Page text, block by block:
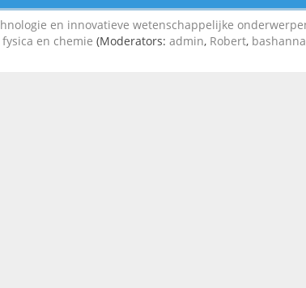
en innovatieve wetenschappelijke
en chemie (Moderators: admin, Robert, bashanna